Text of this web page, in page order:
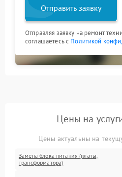
Отправить заявку
Отправляя заявку на ремонт
соглашаетесь с Политикой
Цены на
Цены актуальны на
Замена блока питания (платы,
трансформатора)